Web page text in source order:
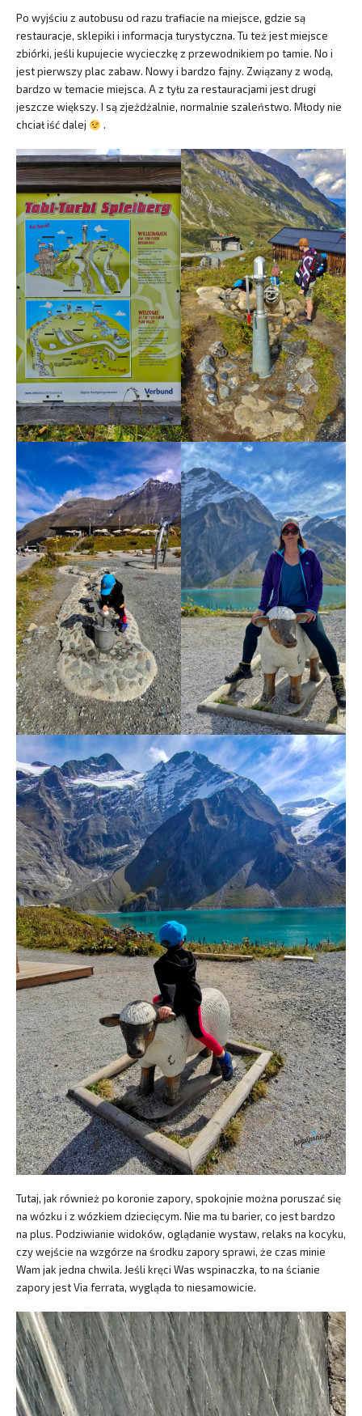
Po wyjściu z autobusu od razu trafiacie na miejsce, gdzie są
restauracje, sklepiki i informacja turystyczna. Tu też jest miejsce
zbiórki, jeśli kupujecie wycieczkę z przewodnikiem po tamie. No i
jest pierwszy plac zabaw. Nowy i bardzo fajny. Związany z wodą,
bardzo w temacie miejsca. A z tyłu za restauracjami jest drugi
jeszcze większy. I są zjeżdżalnie, normalnie szaleństwo. Młody nie
chciał iść dalej
.
Tutaj, jak również po koronie zapory, spokojnie można poruszać się
na wózku i z wózkiem dziecięcym. Nie ma tu barier, co jest bardzo
na plus. Podziwianie widoków, oglądanie wystaw, relaks na kocyku,
czy wejście na wzgórze na środku zapory sprawi, że czas minie
Wam jak jedna chwila. Jeśli kręci Was wspinaczka, to na ścianie
zapory jest Via ferrata, wygląda to niesamowicie.